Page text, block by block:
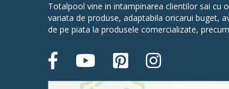
Totalpool vine in intampinarea clientilor sai cu
variata de produse, adaptabila oricarui buget,
de pe piata la produsele comercializate,